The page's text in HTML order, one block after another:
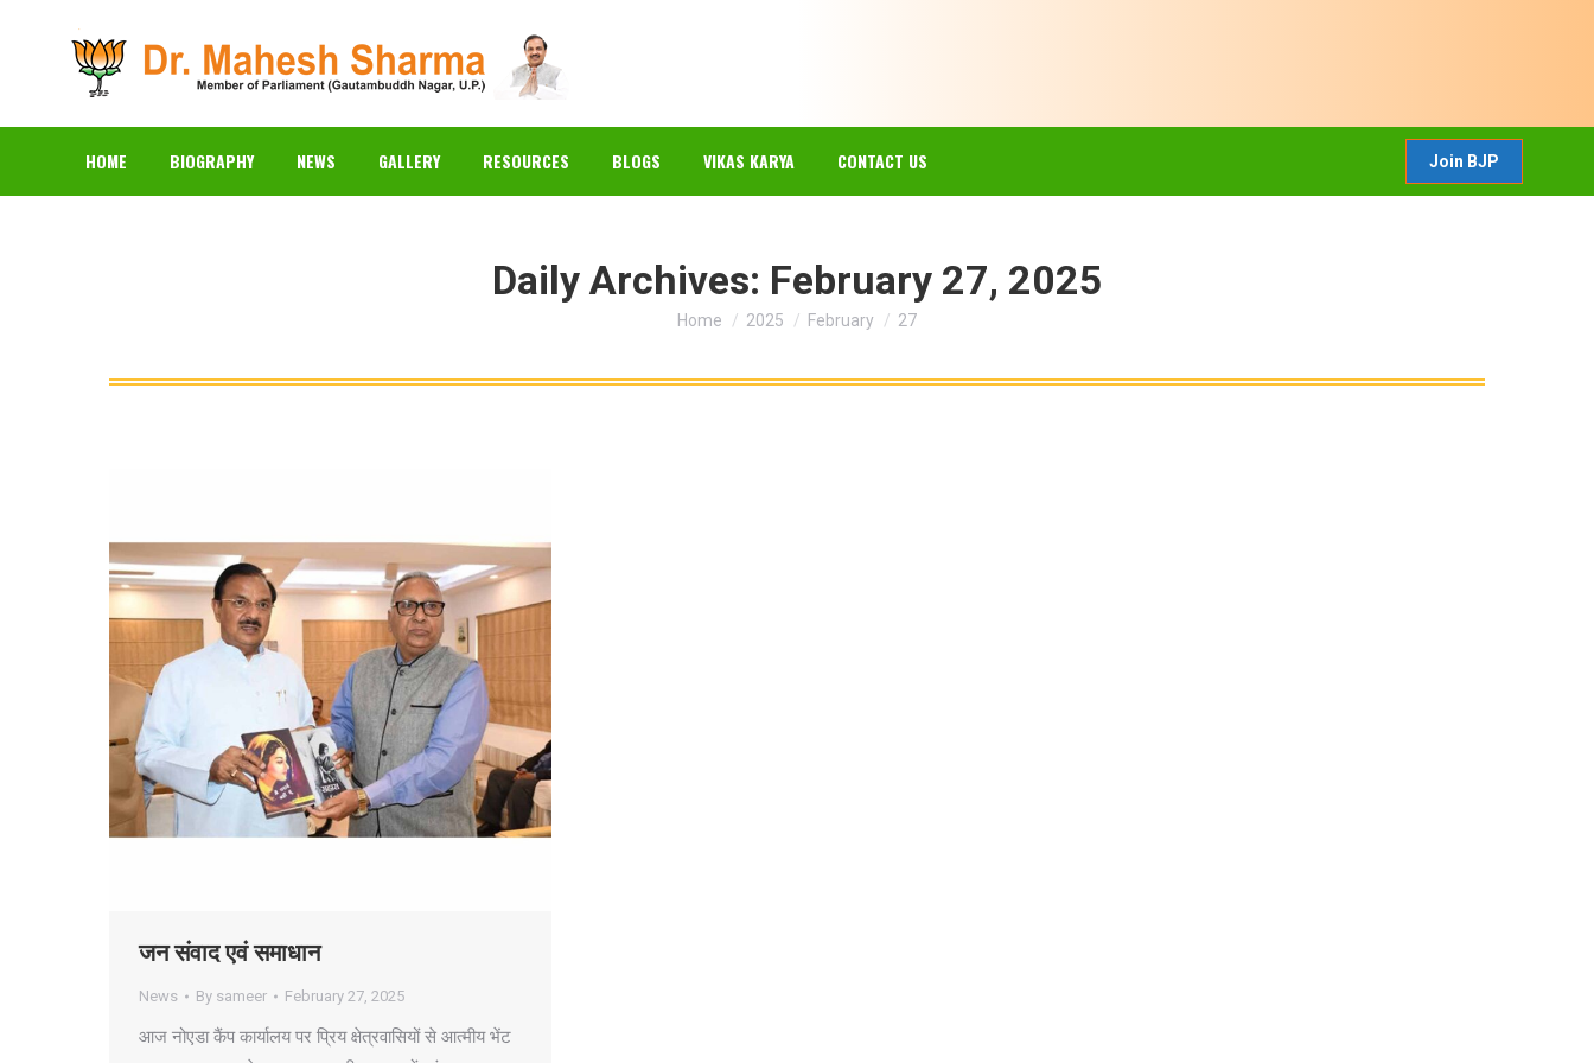
HOME BIOGRAPHY NEWS GALLERY RESOURCES BLOGS VIKAS KARYA CONTACT US Join BJP
Daily Archives: February 27, 2025
You are here:
Home 2025 February 27
जन संवाद एवं समाधान
News By sameer February 27, 2025
आज नोएडा कैंप कार्यालय पर प्रिय क्षेत्रवासियों से आत्मीय भेंट
NEWS